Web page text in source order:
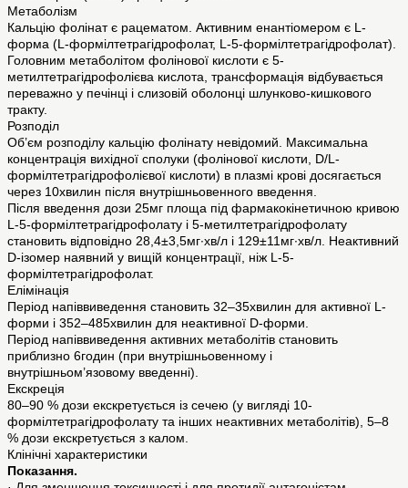
Метаболізм
Кальцію фолінат є рацематом. Активним енантіомером є L-
форма (L-формілтетрагідрофолат, L-5-формілтетрагідрофолат).
Головним метаболітом фолінової кислоти є 5-
метилтетрагідрофолієва кислота, трансформація відбувається
переважно у печінці і слизовій оболонці шлунково-кишкового
тракту.
Розподіл
Об’єм розподілу кальцію фолінату невідомий. Максимальна
концентрація вихідної сполуки (фолінової кислоти, D/L-
формілтетрагідрофолієвої кислоти) в плазмі крові досягається
через 10хвилин після внутрішньовенного введення.
Після введення дози 25мг площа під фармакокінетичною кривою
L-5-формілтетрагідрофолату і 5-метилтетрагідрофолату
становить відповідно 28,4±3,5мг∙хв/л і 129±11мг∙хв/л. Неактивний
D-ізомер наявний у вищій концентрації, ніж L-5-
формілтетрагідрофолат.
Елімінація
Період напіввиведення становить 32–35хвилин для активної L-
форми і 352–485хвилин для неактивної D-форми.
Період напіввиведення активних метаболітів становить
приблизно 6годин (при внутрішньовенному і
внутрішньом’язовому введенні).
Екскреція
80–90 % дози екскретується із сечею (у вигляді 10-
формілтетрагідрофолату та інших неактивних метаболітів), 5–8
% дози екскретується з калом.
Клінічні характеристики
Показання.